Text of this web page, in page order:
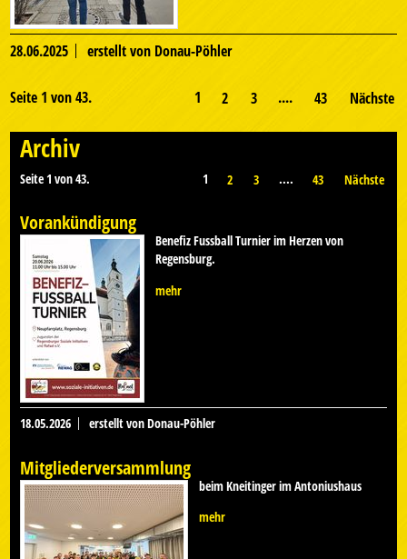
28.06.2025 erstellt von Donau-Pöhler
Seite 1 von 43. 1 2 3 .... 43 Nächste
Archiv
Seite 1 von 43. 1 2 3 .... 43 Nächste
Vorankündigung
Benefiz Fussball Turnier im Herzen von
Regensburg.
mehr
18.05.2026 erstellt von Donau-Pöhler
Mitgliederversammlung
beim Kneitinger im Antoniushaus
mehr